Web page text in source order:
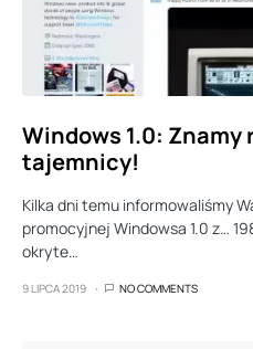
Windows 1.0: Znamy
tajemnicy!
Kilka dni temu informowaliśmy
promocyjnej Windowsa 1.0 z…
okryte…
9 LIPCA 2019 NO COMMENTS